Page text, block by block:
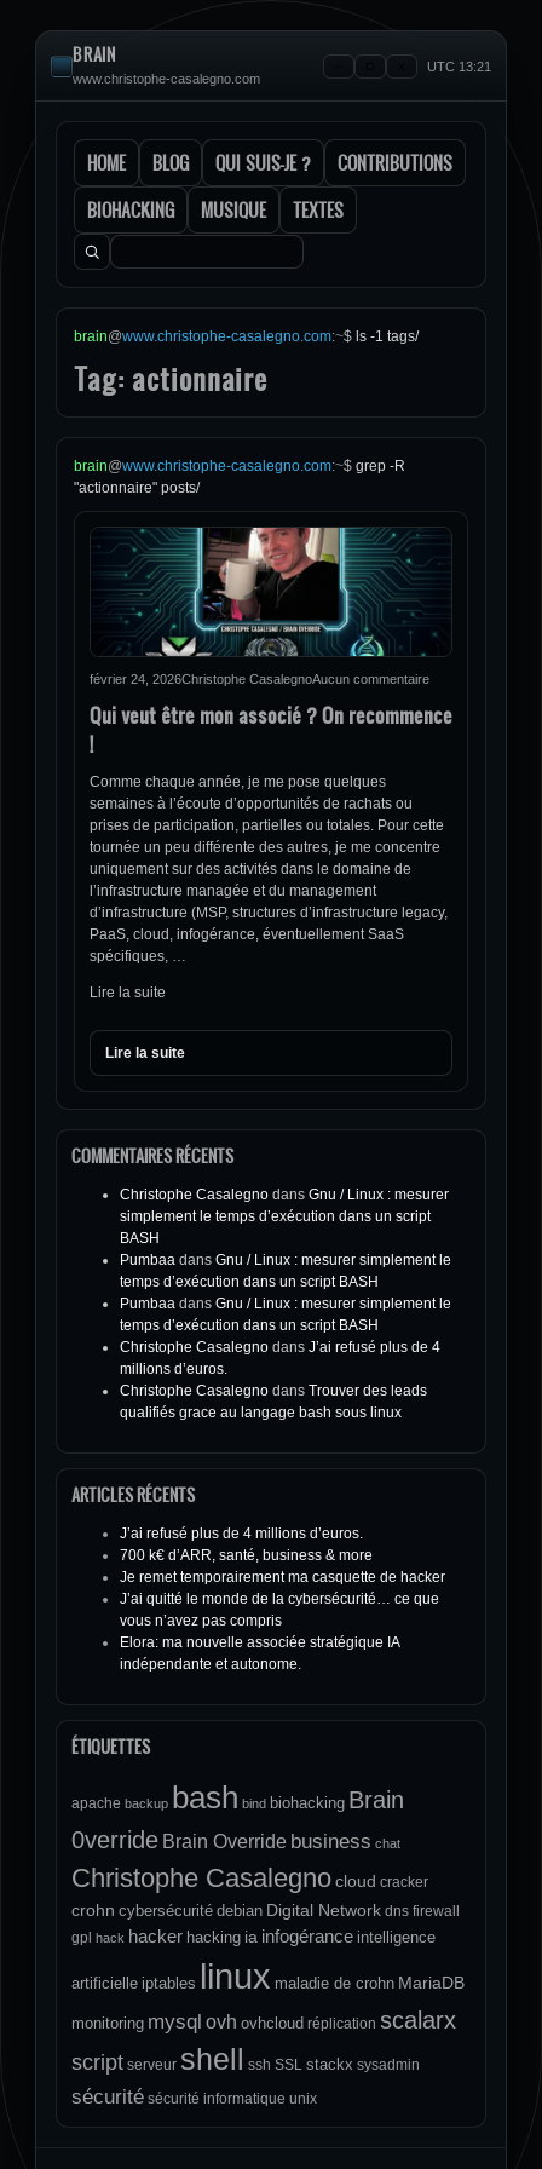
BRAIN
www.christophe-casalegno.com
UTC 13:21
HOME BLOG QUI SUIS-JE ?
CONTRIBUTIONS
BIOHACKING
MUSIQUE TEXTES
Rechercher :
brain@www.christophe-casalegno.com:~$ ls -1 tags/
Tag: actionnaire
brain@www.christophe-casalegno.com:~$ grep -R
"actionnaire" posts/
février 24, 2026Christophe CasalegnoAucun commentaire
Qui veut être mon associé ? On recommence
!
Comme chaque année, je me pose quelques
semaines à l’écoute d’opportunités de rachats ou
prises de participation, partielles ou totales. Pour cette
tournée un peu différente des autres, je me concentre
uniquement sur des activités dans le domaine de
l’infrastructure managée et du management
d’infrastructure (MSP, structures d’infrastructure legacy,
PaaS, cloud, infogérance, éventuellement SaaS
spécifiques, …
Lire la suite
Lire la suite
COMMENTAIRES RÉCENTS
Christophe Casalegno dans Gnu / Linux : mesurer
simplement le temps d’exécution dans un script
BASH
Pumbaa dans Gnu / Linux : mesurer simplement le
temps d’exécution dans un script BASH
Pumbaa dans Gnu / Linux : mesurer simplement le
temps d’exécution dans un script BASH
Christophe Casalegno dans J’ai refusé plus de 4
millions d’euros.
Christophe Casalegno dans Trouver des leads
qualifiés grace au langage bash sous linux
ARTICLES RÉCENTS
J’ai refusé plus de 4 millions d’euros.
700 k€ d’ARR, santé, business & more
Je remet temporairement ma casquette de hacker
J’ai quitté le monde de la cybersécurité… ce que
vous n’avez pas compris
Elora: ma nouvelle associée stratégique IA
indépendante et autonome.
ÉTIQUETTES
apache backup bash bind biohacking Brain
0verride Brain Override business chat
Christophe Casalegnocloud cracker
crohn cybersécurité debian Digital Network dns firewall
gpl
hack hacker hacking ia infogérance intelligence
artificielle iptables linux maladie de crohn MariaDB
monitoring mysql ovh ovhcloud réplication scalarx
script serveur shell ssh SSL stackx sysadmin
sécurité sécurité informatique unix